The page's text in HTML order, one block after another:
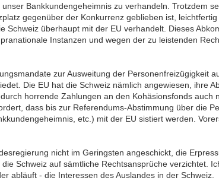
Bankkundengeheimnis zu verhandeln. Trotzdem
gegenüber der Konkurrenz geblieben ist,
Schweiz überhaupt mit der EU verhandelt. Dieses
Instanzen und wegen der zu leistenden
zur Ausweitung der Personenfreizügigkeit
Die EU hat die Schweiz nämlich angewiesen, ihre
horrende Zahlungen an den Kohäsionsfonds auch
dass bis zur Referendums-Abstimmung über die
etc.) mit der EU sistiert werden.
nicht im Geringsten angeschickt, die
Schweiz auf sämtliche Rechtsansprüche verzichtet.
abläuft - die Interessen des Auslandes in der Schweiz.